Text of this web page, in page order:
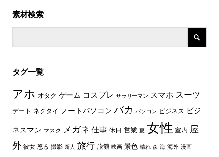
素材検索
タグ一覧
アホ オタク ゲーム コスプレ サラリーマン スマホ スーツ
デート ネクタイ ノートパソコン バカ パソコン ビジネス ビジ
ネスマン マスク メガネ 仕事 休日 営業 夏 女性 室内 屋
外 彼女 怒る 撮影 新人 旅行 旅館 映画 景色 晴れ 森 海 海外 漫画